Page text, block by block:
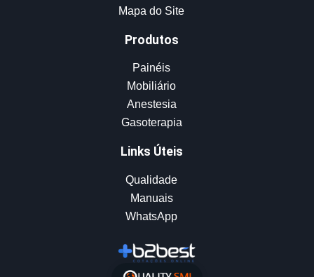
Mapa do Site
Produtos
Painéis
Mobiliário
Anestesia
Gasoterapia
Links Úteis
Qualidade
Manuais
WhatsApp